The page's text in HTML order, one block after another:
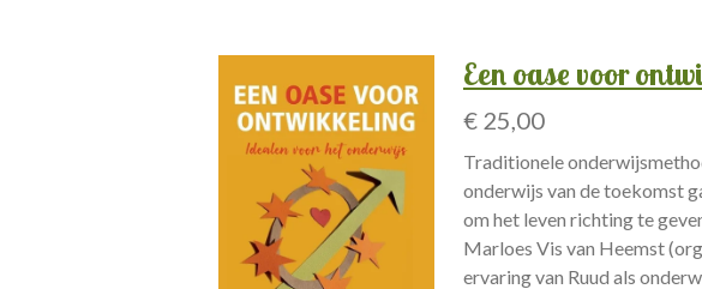
Een oase voor
€ 25,00
Traditionele
onderwijs van de toekomst
om het leven richting te
Marloes Vis van Heemst
ervaring van Ruud als